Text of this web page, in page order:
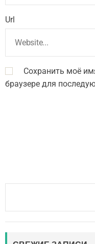
Url
Сохранить моё
браузере для
a